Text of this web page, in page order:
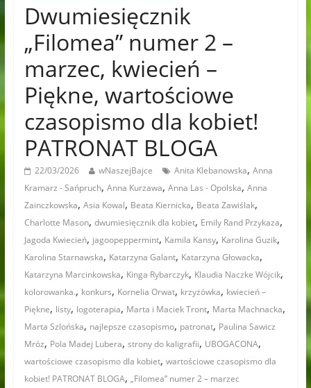
Dwumiesięcznik
„Filomea” numer 2 –
marzec, kwiecień –
Piękne, wartościowe
czasopismo dla kobiet!
PATRONAT BLOGA
22/03/2026 wNaszejBajce Anita Klebanowska, Anna
Kramarz - Sańpruch, Anna Kurzawa, Anna Las - Opolska, Anna
Zainczkowska, Asia Kowal, Beata Kiernicka, Beata Zawiślak,
Charlotte Mason, dwumiesięcznik dla kobiet, Emily Rand Przykaza,
Jagoda Kwiecień, jagoopeppermint, Kamila Kansy, Karolina Guzik,
Karolina Starnawska, Katarzyna Galant, Katarzyna Głowacka,
Katarzyna Marcinkowska, Kinga Rybarczyk, Klaudia Naczke Wójcik,
kolorowanka., konkurs, Kornelia Orwat, krzyżówka, kwiecień –
Piękne, listy, logoterapia, Marta i Maciek Tront, Marta Machnacka,
Marta Szlońska, najlepsze czasopismo, patronat, Paulina Sawicz
Mróz, Pola Madej Lubera, strony do kaligrafii, UBOGACONA,
wartościowe czasopismo dla kobiet, wartościowe czasopismo dla
kobiet! PATRONAT BLOGA, „Filomea” numer 2 – marzec